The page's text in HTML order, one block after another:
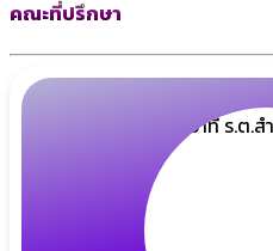
คณะที่ปรึกษา